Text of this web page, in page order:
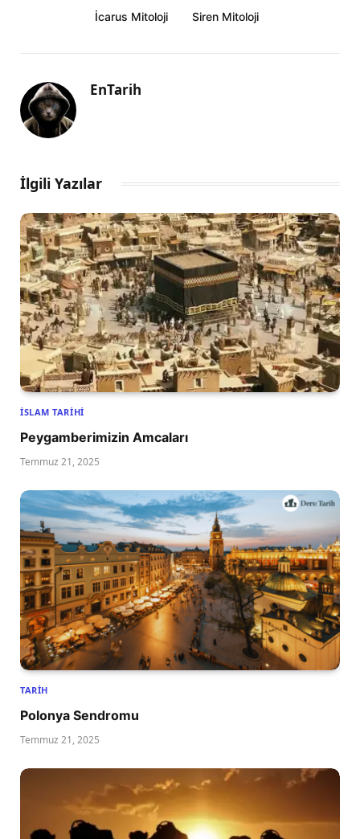
İcarus Mitoloji Siren Mitoloji
EnTarih
İlgili Yazılar
İSLAM TARIHI
Peygamberimizin Amcaları
Temmuz 21, 2025
TARIH
Polonya Sendromu
Temmuz 21, 2025